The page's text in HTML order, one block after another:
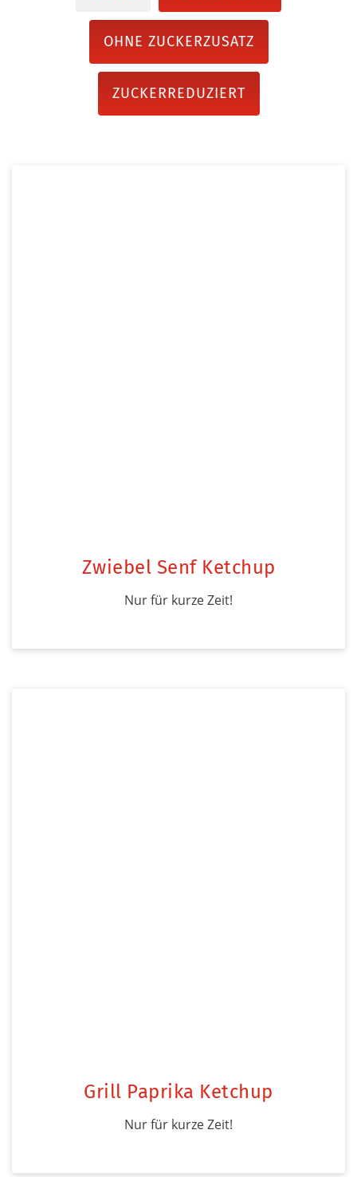
OHNE ZUCKERZUSATZ
ZUCKERREDUZIERT
Zwiebel Senf Ketchup
Nur für kurze Zeit!
Grill Paprika Ketchup
Nur für kurze Zeit!